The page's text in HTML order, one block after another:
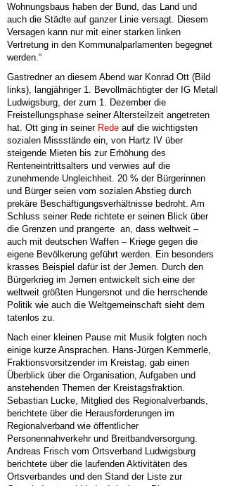
Wohnungsbaus haben der Bund, das Land und
auch die Städte auf ganzer Linie versagt. Diesem
Versagen kann nur mit einer starken linken
Vertretung in den Kommunalparlamenten begegnet
werden.“
Gastredner an diesem Abend war Konrad Ott (Bild
links), langjähriger 1. Bevollmächtigter der IG Metall
Ludwigsburg, der zum 1. Dezember die
Freistellungsphase seiner Altersteilzeit angetreten
hat. Ott ging in seiner Rede auf die wichtigsten
sozialen Missstände ein, von Hartz IV über
steigende Mieten bis zur Erhöhung des
Renteneintrittsalters und verwies auf die
zunehmende Ungleichheit. 20 % der Bürgerinnen
und Bürger seien vom sozialen Abstieg durch
prekäre Beschäftigungsverhältnisse bedroht. Am
Schluss seiner Rede richtete er seinen Blick über
die Grenzen und prangerte an, dass weltweit –
auch mit deutschen Waffen – Kriege gegen die
eigene Bevölkerung geführt werden. Ein besonders
krasses Beispiel dafür ist der Jemen. Durch den
Bürgerkrieg im Jemen entwickelt sich eine der
weltweit größten Hungersnot und die herrschende
Politik wie auch die Weltgemeinschaft sieht dem
tatenlos zu.
Nach einer kleinen Pause mit Musik folgten noch
einige kurze Ansprachen. Hans-Jürgen Kemmerle,
Fraktionsvorsitzender im Kreistag, gab einen
Überblick über die Organisation, Aufgaben und
anstehenden Themen der Kreistagsfraktion.
Sebastian Lucke, Mitglied des Regionalverbands,
berichtete über die Herausforderungen im
Regionalverband wie öffentlicher
Personennahverkehr und Breitbandversorgung.
Andreas Frisch vom Ortsverband Ludwigsburg
berichtete über die laufenden Aktivitäten des
Ortsverbandes und den Stand der Liste zur